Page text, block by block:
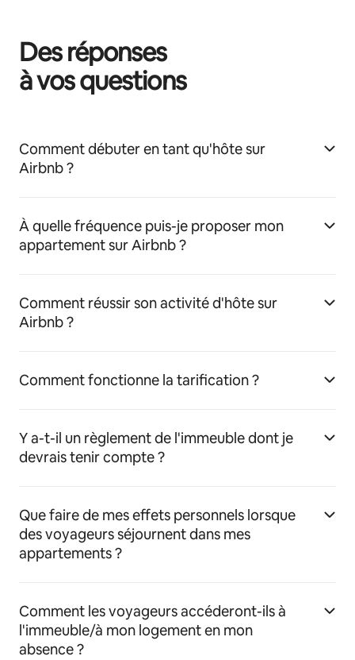
Des réponses
à vos questions
Comment débuter en tant qu'hôte sur
Airbnb ?
À quelle fréquence puis-je proposer mon
appartement sur Airbnb ?
Comment réussir son activité d'hôte sur
Airbnb ?
Comment fonctionne la tarification ?
Y a-t-il un règlement de l'immeuble dont je
devrais tenir compte ?
Que faire de mes effets personnels lorsque
des voyageurs séjournent dans mes
appartements ?
Comment les voyageurs accéderont-ils à
l'immeuble/à mon logement en mon
absence ?